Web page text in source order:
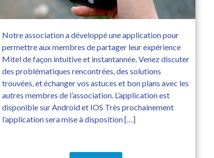
Notre association a développé une application pour
permettre aux membres de partager leur expérience
Mitel de façon intuitive et instantannée. Venez discuter
des problématiques rencontrées, des solutions
trouvées, et échanger vos astuces et bon plans avec les
autres membres de l’association. L’application est
disponible sur Android et IOS Très prochainement
l’application sera mise à disposition […]